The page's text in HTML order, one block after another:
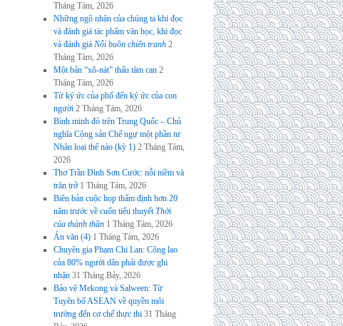
Tháng Tám, 2026
Những ngộ nhận của chúng ta khi đọc
và đánh giá tác phẩm văn học, khi đọc
và đánh giá Nỗi buồn chiến tranh 2
Tháng Tám, 2026
Một bản “xô-nát” thấu tâm can 2
Tháng Tám, 2026
Từ ký ức của phố đến ký ức của con
người 2 Tháng Tám, 2026
Bình minh đỏ trên Trung Quốc – Chủ
nghĩa Cộng sản Chế ngự một phần tư
Nhân loại thế nào (kỳ 1) 2 Tháng Tám,
2026
Thơ Trần Đình Sơn Cước: nỗi niềm và
trăn trở 1 Tháng Tám, 2026
Biên bản cuộc họp thẩm định hơn 20
năm trước về cuốn tiểu thuyếtThời
của thánh thần 1 Tháng Tám, 2026
Án văn (4) 1 Tháng Tám, 2026
Chuyên gia Phạm Chi Lan: Công lao
của 80% người dân phải được ghi
nhận 31 Tháng Bảy, 2026
Bảo vệ Mekong và Salween: Từ
Tuyên bố ASEAN về quyền môi
trường đến cơ chế thực thi 31 Tháng